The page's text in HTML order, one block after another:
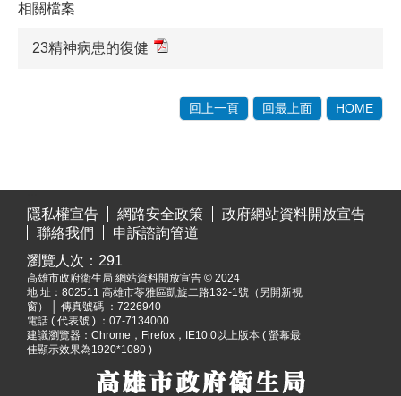
相關檔案
23精神病患的復健
回上一頁 回最上面 HOME
隱私權宣告
網路安全政策
政府網站資料開放宣告
聯絡我們
申訴諮詢管道
瀏覽人次： 291
高雄市政府衛生局 網站資料開放宣告 © 2024
地 址： 802511 高雄市苓雅區凱旋二路132-1號（另開新視
窗）
│ 傳真號碼 ：7226940
電話 ( 代表號 ) ：07-7134000
建議瀏覽器：Chrome，Firefox，IE10.0以上版本 ( 螢幕最
佳顯示效果為1920*1080 )